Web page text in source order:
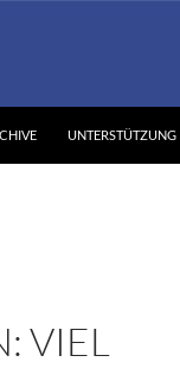
UNTERSTÜTZUNG
VIEL